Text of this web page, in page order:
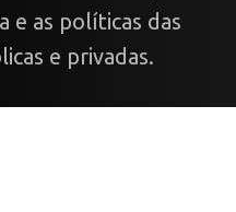
e as políticas das
e privadas.